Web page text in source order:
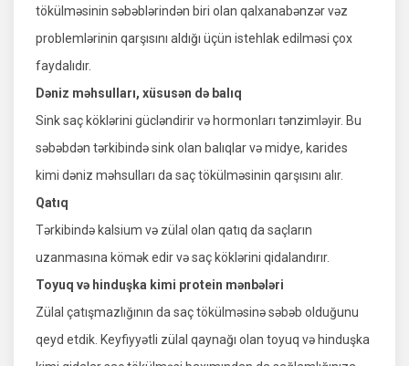
tökülməsinin səbəblərindən biri olan qalxanabənzər vəz
problemlərinin qarşısını aldığı üçün istehlak edilməsi çox
faydalıdır.
Dəniz məhsulları, xüsusən də balıq
Sink saç köklərini gücləndirir və hormonları tənzimləyir. Bu
səbəbdən tərkibində sink olan balıqlar və midye, karides
kimi dəniz məhsulları da saç tökülməsinin qarşısını alır.
Qatıq
Tərkibində kalsium və zülal olan qatıq da saçların
uzanmasına kömək edir və saç köklərini qidalandırır.
Toyuq və hinduşka kimi protein mənbələri
Zülal çatışmazlığının da saç tökülməsinə səbəb olduğunu
qeyd etdik. Keyfiyyətli zülal qaynağı olan toyuq və hinduşka